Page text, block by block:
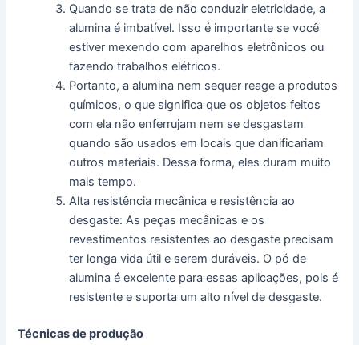
Quando se trata de não conduzir eletricidade, a
alumina é imbatível. Isso é importante se você
estiver mexendo com aparelhos eletrônicos ou
fazendo trabalhos elétricos.
Portanto, a alumina nem sequer reage a produtos
químicos, o que significa que os objetos feitos
com ela não enferrujam nem se desgastam
quando são usados em locais que danificariam
outros materiais. Dessa forma, eles duram muito
mais tempo.
Alta resistência mecânica e resistência ao
desgaste: As peças mecânicas e os
revestimentos resistentes ao desgaste precisam
ter longa vida útil e serem duráveis. O pó de
alumina é excelente para essas aplicações, pois é
resistente e suporta um alto nível de desgaste.
Técnicas de produção